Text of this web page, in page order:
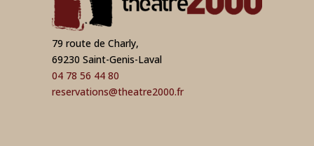
79 route de Charly,
69230 Saint-Genis-Laval
04 78 56 44 80
reservations@theatre2000.fr